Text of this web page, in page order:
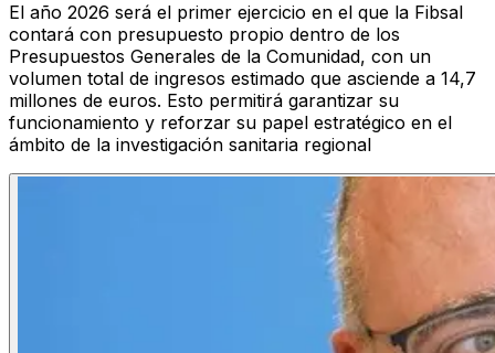
El año 2026 será el primer ejercicio en el que la Fibsal
contará con presupuesto propio dentro de los
Presupuestos Generales de la Comunidad, con un
volumen total de ingresos estimado que asciende a 14,7
millones de euros. Esto permitirá garantizar su
funcionamiento y reforzar su papel estratégico en el
ámbito de la investigación sanitaria regional